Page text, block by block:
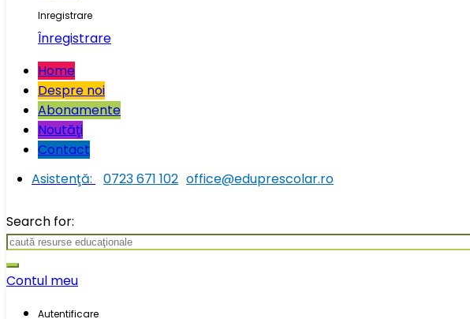
Inregistrare
Înregistrare
Home
Despre noi
Abonamente
Noutăţi
Contact
Asistenţă:
0723 671 102 office@eduprescolar.ro
Search for:
Contul meu
Autentificare